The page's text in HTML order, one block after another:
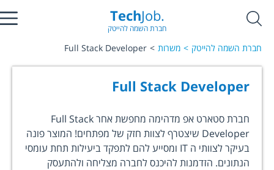
TechJob.
חברת השמה להייטק
חברת השמה להייטק משרות Full Stack Developer
Full Stack Developer
חברת סטארט אפ מדהימה מחפשת אחר Full Stack
Developer שיצטרף לצוות חזק של מפתחים! המוצר פונה
בעיקר לצוותי ה IT ומסייע להם לתפקד ביעילות תחת עומסי
הנתונים. הזדמנות להיכנס לחברה מצליחה ולהתעסק